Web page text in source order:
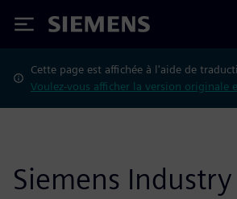
Siemens
Cette page est affichée à l'aide de
Voulez-vous afficher la version originale
Siemens Industry